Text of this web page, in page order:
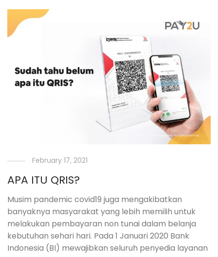
February 17, 2021
APA ITU QRIS?
Musim pandemic covid19 juga mengakibatkan
banyaknya masyarakat yang lebih memilih untuk
melakukan pembayaran non tunai dalam belanja
kebutuhan sehari hari. Pada 1 Januari 2020 Bank
Indonesia (BI) mewajibkan seluruh penyedia layanan